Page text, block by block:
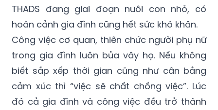
THADS đang giai đoạn nuôi con nhỏ, có
hoàn cảnh gia đình cũng hết sức khó khăn.
Công việc cơ quan, thiên chức người phụ nữ
trong gia đình luôn bủa vây họ. Nếu không
biết sắp xếp thời gian cũng như cân bằng
cảm xúc thì “việc sẽ chất chồng việc”. Lúc
đó cả gia đình và công việc đều trở thành